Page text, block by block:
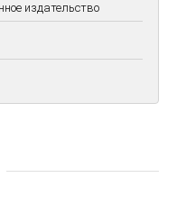
издательство